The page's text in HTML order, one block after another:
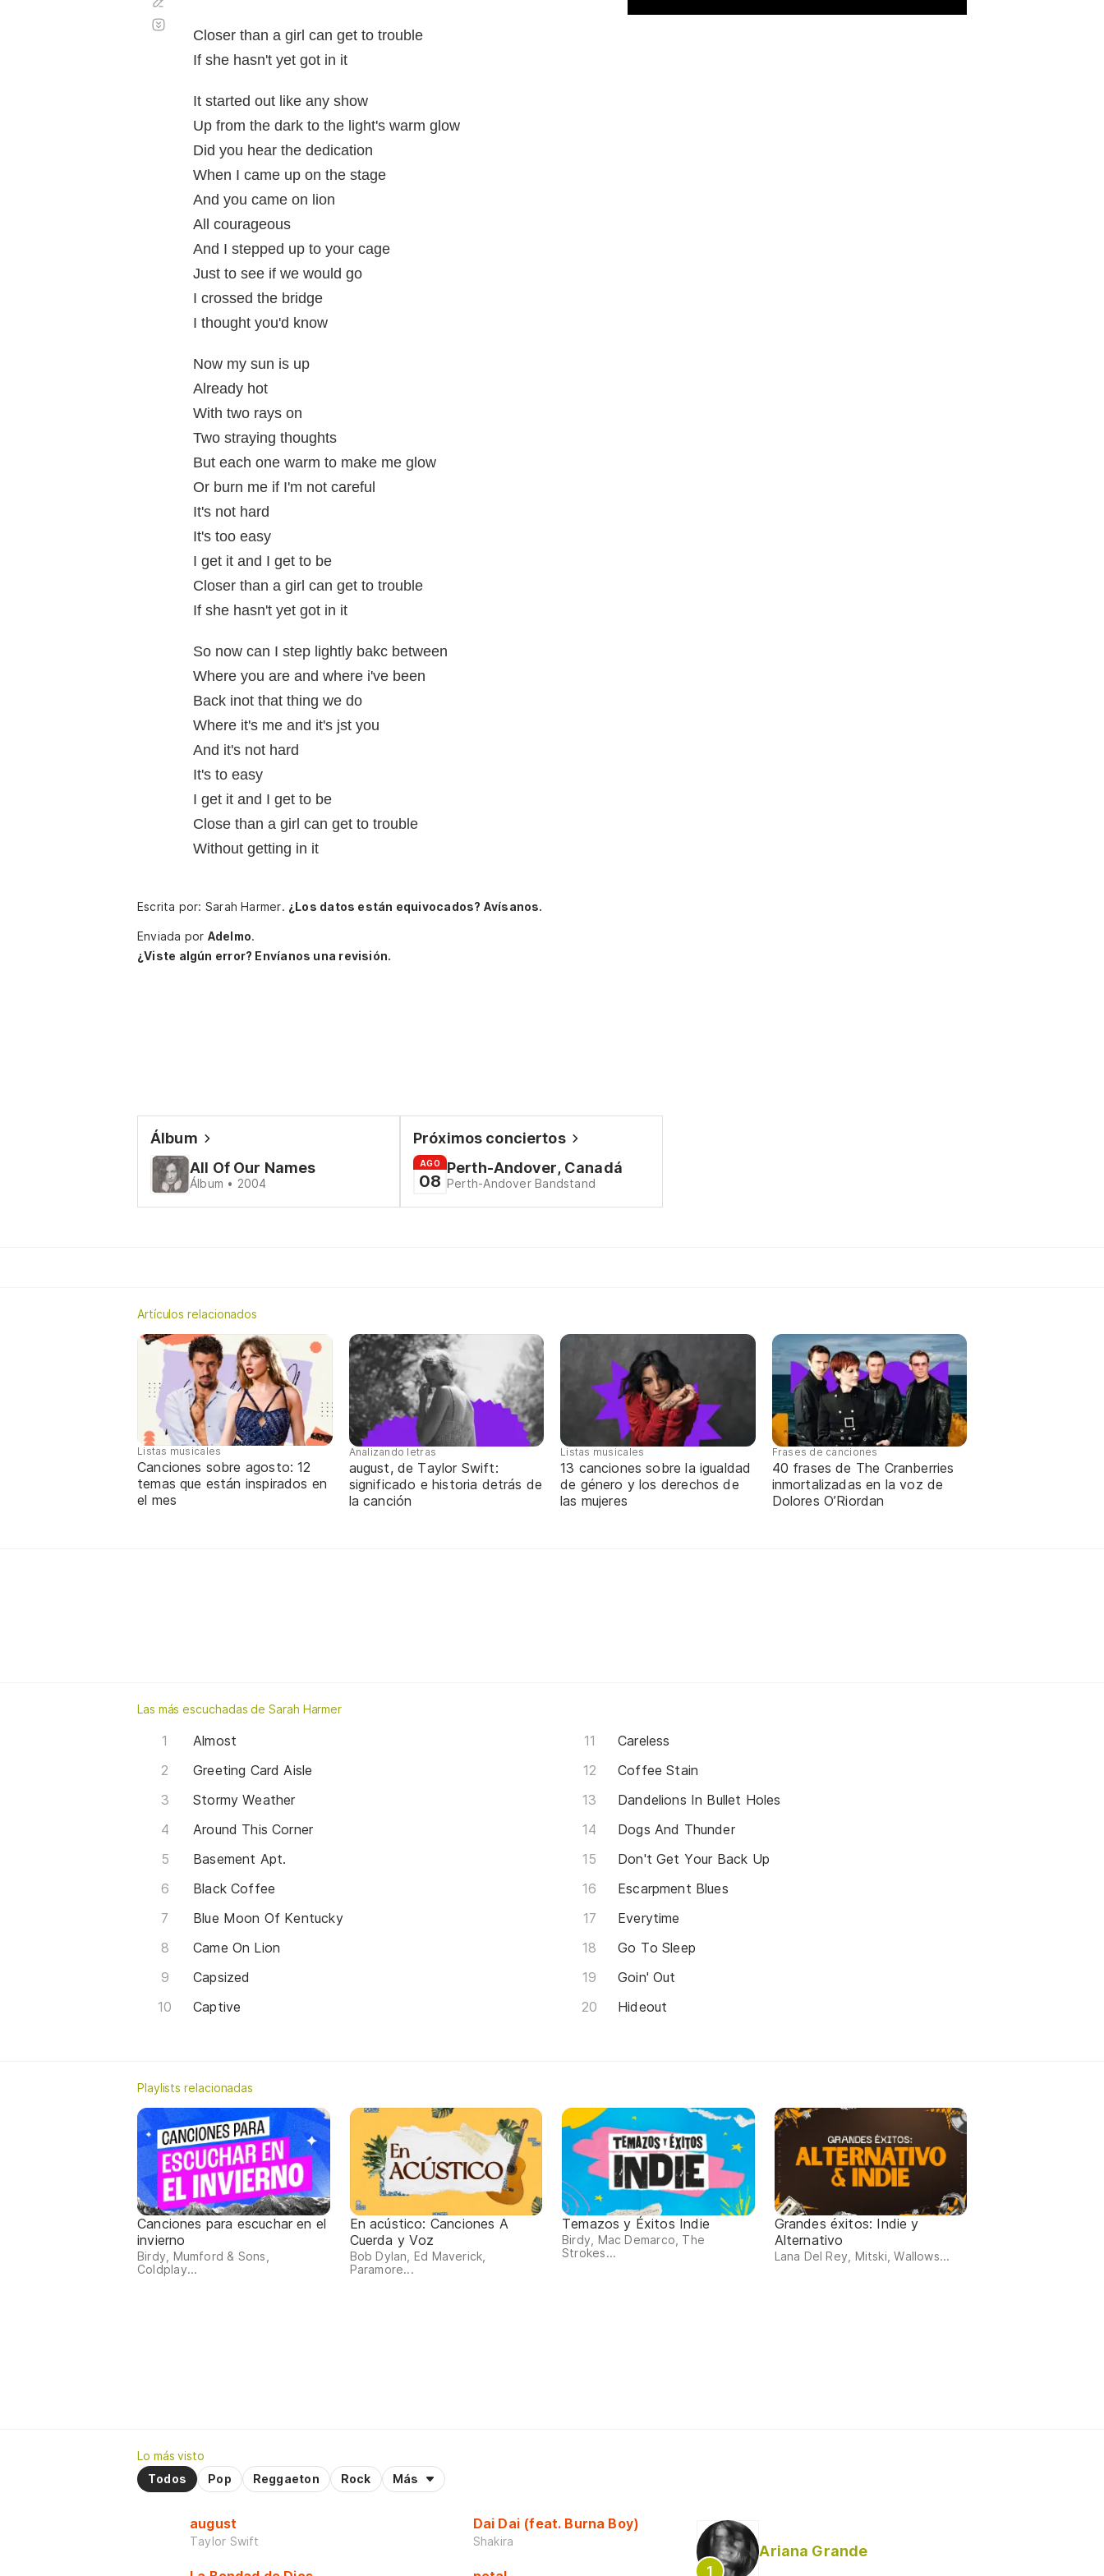
Closer than a girl can get to trouble
If she hasn't yet got in it
It started out like any show
Up from the dark to the light's warm glow
Did you hear the dedication
When I came up on the stage
And you came on lion
All courageous
And I stepped up to your cage
Just to see if we would go
I crossed the bridge
I thought you'd know
Now my sun is up
Already hot
With two rays on
Two straying thoughts
But each one warm to make me glow
Or burn me if I'm not careful
It's not hard
It's too easy
I get it and I get to be
Closer than a girl can get to trouble
If she hasn't yet got in it
So now can I step lightly bakc between
Where you are and where i've been
Back inot that thing we do
Where it's me and it's jst you
And it's not hard
It's to easy
I get it and I get to be
Close than a girl can get to trouble
Without getting in it
automático
Escrita por: Sarah Harmer. ¿Los datos están equivocados? Avísanos.
Enviada por Adelmo.
¿Viste algún error? Envíanos una revisión.
Álbum
All Of Our Names
Álbum • 2004
Próximos conciertos
AGO
08
Perth-Andover, Canadá
Perth-Andover Bandstand
Artículos relacionados
Listas musicales
Canciones sobre agosto: 12
temas que están inspirados en
el mes
Analizando letras
august, de Taylor Swift:
significado e historia detrás de
la canción
Listas musicales
13 canciones sobre la igualdad
de género y los derechos de
las mujeres
Frases de canciones
40 frases de The Cranberries
inmortalizadas en la voz de
Dolores O’Riordan
Las más escuchadas de Sarah Harmer
Almost
Greeting Card Aisle
Stormy Weather
Around This Corner
Basement Apt.
Black Coffee
Blue Moon Of Kentucky
Came On Lion
Capsized
Captive
Careless
Coffee Stain
Dandelions In Bullet Holes
Dogs And Thunder
Don't Get Your Back Up
Escarpment Blues
Everytime
Go To Sleep
Goin' Out
Hideout
Playlists relacionadas
Canciones para escuchar en el
invierno
Birdy, Mumford & Sons,
Coldplay...
En acústico: Canciones A
Cuerda y Voz
Bob Dylan, Ed Maverick,
Paramore...
Temazos y Éxitos Indie
Birdy, Mac Demarco, The
Strokes...
Grandes éxitos: Indie y
Alternativo
Lana Del Rey, Mitski, Wallows...
Lo más visto
Todos
Pop Reggaeton Rock Más
august
Taylor Swift
Dai Dai (feat. Burna Boy)
Shakira
Ariana Grande